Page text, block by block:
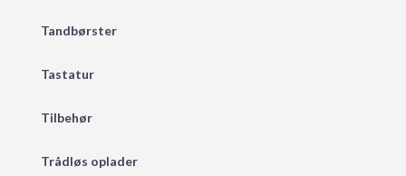
Tandbørster
Tastatur
Tilbehør
Trådløs oplader